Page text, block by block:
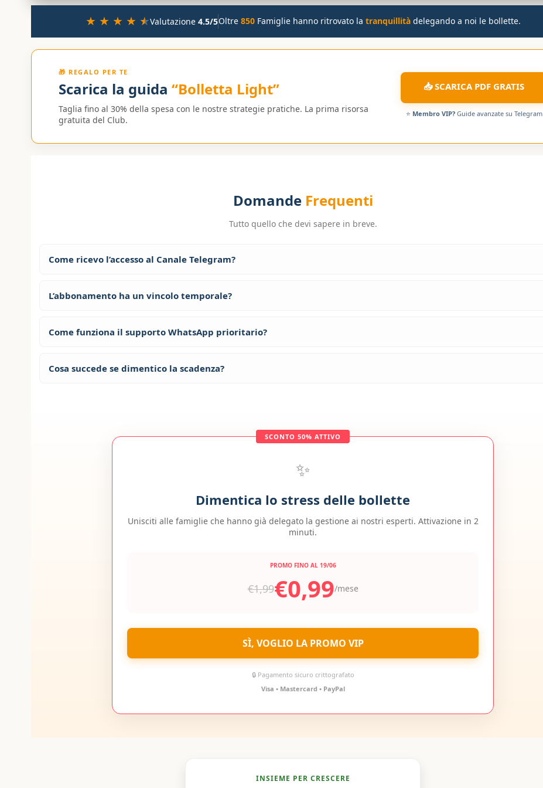
★ ★ ★ ★ ★Valutazione 4.5/5Oltre 850Famiglie hanno ritrovato la tranquillitàdelegando a noi le bollette.
🎁 REGALO PER TE
Scarica la guida“Bolletta Light”
Taglia fino al 30% della spesa con le nostre strategie pratiche. La prima risorsa
gratuita del Club.
📥 SCARICA PDF GRATIS
⭐ Membro VIP?Guide avanzate su Telegram
Domande Frequenti
Tutto quello che devi sapere in breve.
Come ricevo l’accesso al Canale Telegram?
L’abbonamento ha un vincolo temporale?
Come funziona il supporto WhatsApp prioritario?
Cosa succede se dimentico la scadenza?
SCONTO 50% ATTIVO
✨
Dimentica lo stress delle bollette
Unisciti alle famiglie che hanno già delegato la gestione ai nostri esperti. Attivazione in 2
minuti.
PROMO FINO AL 19/06
€1,99€0,99/mese
SÌ, VOGLIO LA PROMO VIP
🔒 Pagamento sicuro crittografato
Visa • Mastercard • PayPal
INSIEME PER CRESCERE